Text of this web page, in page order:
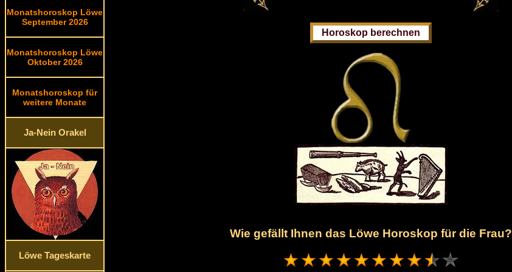
Monatshoroskop Löwe
September 2026
Monatshoroskop Löwe
Oktober 2026
Monatshoroskop für
weitere Monate
Ja-Nein Orakel
Löwe Tageskarte
Wie gefällt Ihnen das Löwe Horoskop für die Frau?